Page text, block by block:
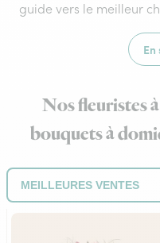
guide vers le meilleur
Nos fleuristes
bouquets à